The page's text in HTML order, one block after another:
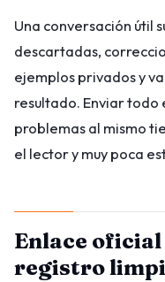
Una conversación útil
descartadas,
ejemplos privados y
resultado. Enviar todo
problemas al mismo
el lector y muy poca
Enlace oficial
registro